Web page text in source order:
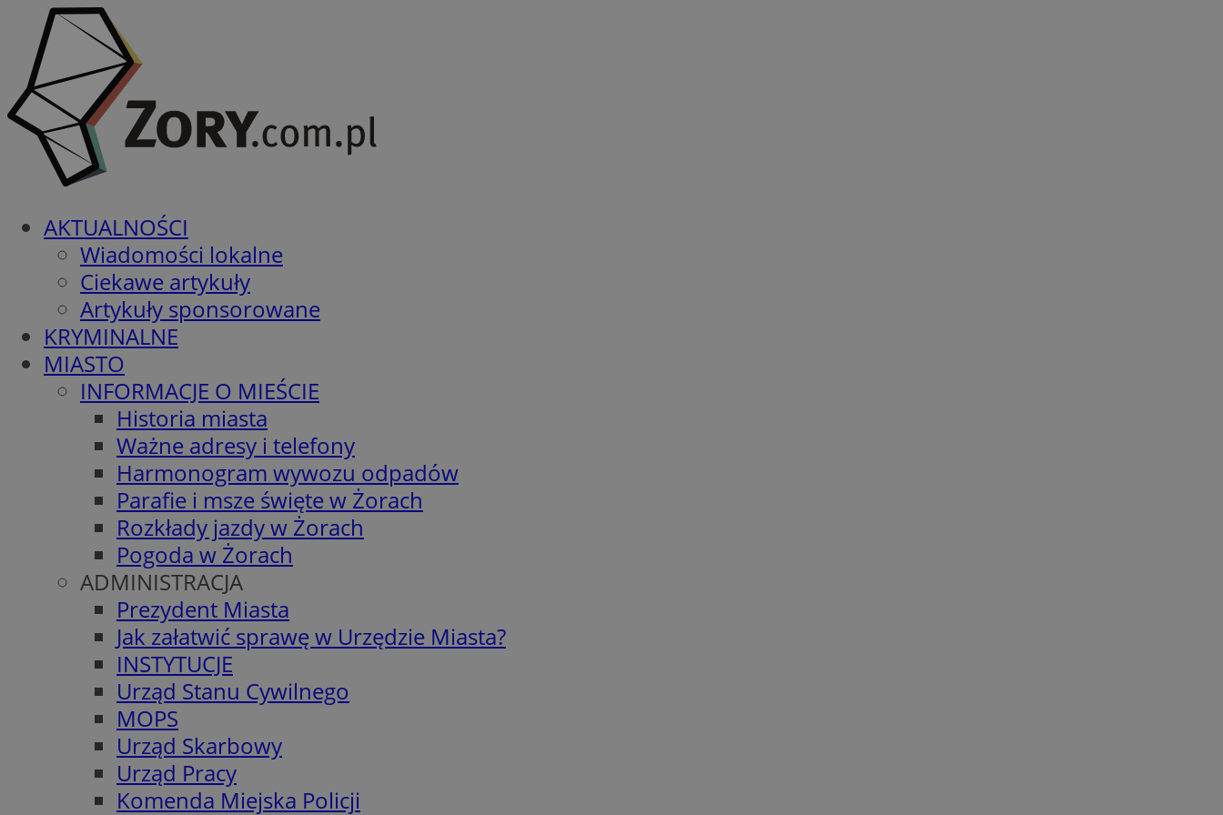
AKTUALNOŚCI
Wiadomości lokalne
Ciekawe artykuły
Artykuły sponsorowane
KRYMINALNE
MIASTO
INFORMACJE O MIEŚCIE
Historia miasta
Ważne adresy i telefony
Harmonogram wywozu odpadów
Parafie i msze święte w Żorach
Rozkłady jazdy w Żorach
Pogoda w Żorach
ADMINISTRACJA
Prezydent Miasta
Jak załatwić sprawę w Urzędzie Miasta?
INSTYTUCJE
Urząd Stanu Cywilnego
MOPS
Urząd Skarbowy
Urząd Pracy
Komenda Miejska Policji